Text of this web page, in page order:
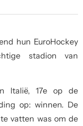
hun EuroHockey
stadion van
Italië, 17e op de
op: winnen. De
vatten was om de